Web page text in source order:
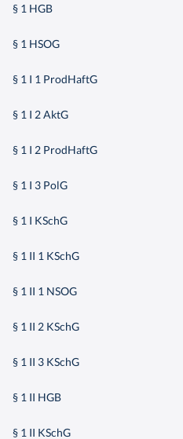
§ 1 HGB
§ 1 HSOG
§ 1 I 1 ProdHaftG
§ 1 I 2 AktG
§ 1 I 2 ProdHaftG
§ 1 I 3 PolG
§ 1 I KSchG
§ 1 II 1 KSchG
§ 1 II 1 NSOG
§ 1 II 2 KSchG
§ 1 II 3 KSchG
§ 1 II HGB
§ 1 II KSchG